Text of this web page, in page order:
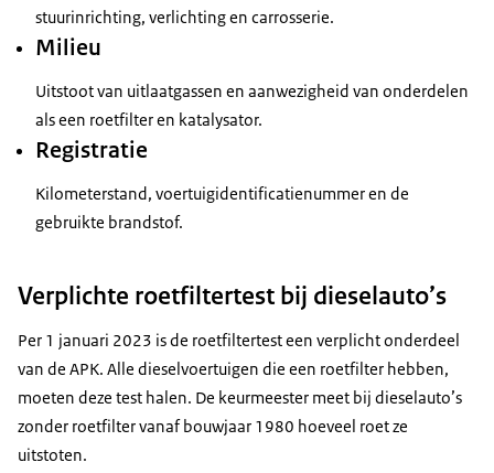
stuurinrichting, verlichting en carrosserie.
Milieu
Uitstoot van uitlaatgassen en aanwezigheid van onderdelen
als een roetfilter en katalysator.
Registratie
Kilometerstand, voertuigidentificatienummer en de
gebruikte brandstof.
Verplichte roetfiltertest bij dieselauto’s
Per 1 januari 2023 is de roetfiltertest een verplicht onderdeel
van de APK. Alle dieselvoertuigen die een roetfilter hebben,
moeten deze test halen. De keurmeester meet bij dieselauto’s
zonder roetfilter vanaf bouwjaar 1980 hoeveel roet ze
uitstoten.